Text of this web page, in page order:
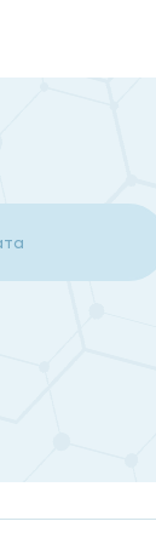
тот
ряда, а также